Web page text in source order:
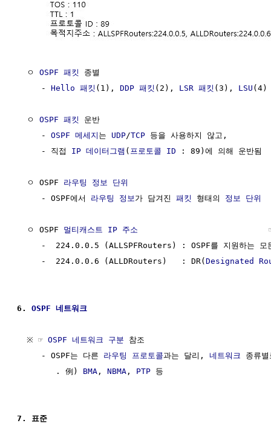
  ㅇ
OSPF 패킷
종별
     -
Hello 패킷 (1), DDP 패킷 (2), LSR 패킷 (3), LSU
  ㅇ
OSPF 패킷
운반
     -
OSPF 메세지 는 UDP/TCP 등을 사용하지 않고,
     - 직접
IP 데이터그램 ( 프로토콜 ID : 89)에 의해 운반됨
  ㅇ OSPF
라우팅 정보 단위
     - OSPF에서
라우팅 정보 가 담겨진 패킷 형태의 정보 단위
  ㅇ OSPF
멀티캐스트 IP 주소
-  224.0.0.5 (ALLSPFRouters) : OSPF를 지원하는
     -  224.0.0.6 (ALLDRouters)   : DR(
Designated
6. OSPF 네트워크
  ※ ☞
OSPF 네트워크 구분 참조
     - OSPF는 다른
라우팅 프로토콜과는 달리, 네트워크
종류
        . 例)
BMA , NBMA , PTP 등
7. 표준